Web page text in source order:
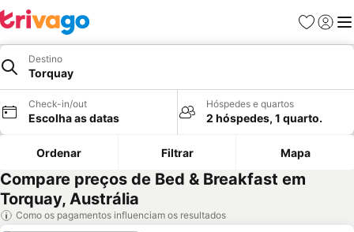
Favoritos
Iniciar
Destino
Torquay
Check-in/out
Escolha as datas
Hóspedes e quartos
2 hóspedes, 1 quarto.
Ordenar Filtrar Mapa
Compare preços de Bed & Breakfast em
Torquay, Austrália
Como os pagamentos influenciam os resultados